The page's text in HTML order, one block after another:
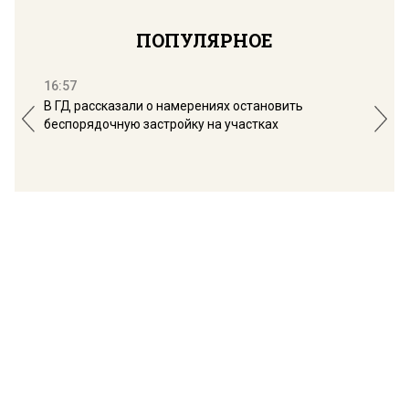
ПОПУЛЯРНОЕ
16:57
В ГД рассказали о намерениях остановить
беспорядочную застройку на участках